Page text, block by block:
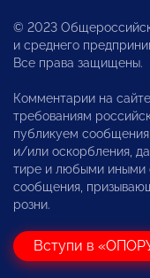
© 2023
и среднего
Все права защищены.
Комментарии на
требованиям
публикуем
и/или оскорбления,
тире и любыми иными
сообщения,
розни.
Вступи в